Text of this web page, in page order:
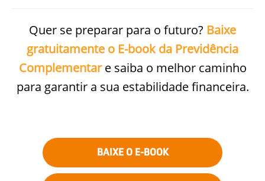
Quer se preparar para o futuro? Baixe
gratuitamente o E-book da Previdência
Complementare saiba o melhor caminho
para garantir a sua estabilidade financeira.
BAIXE O E-BOOK